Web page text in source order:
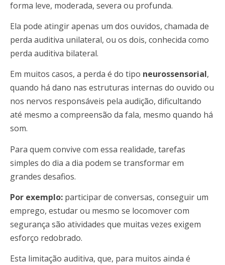
forma leve, moderada, severa ou profunda.
Ela pode atingir apenas um dos ouvidos, chamada de
perda auditiva unilateral, ou os dois, conhecida como
perda auditiva bilateral.
Em muitos casos, a perda é do tipo neurossensorial,
quando há dano nas estruturas internas do ouvido ou
nos nervos responsáveis pela audição, dificultando
até mesmo a compreensão da fala, mesmo quando há
som.
Para quem convive com essa realidade, tarefas
simples do dia a dia podem se transformar em
grandes desafios.
Por exemplo: participar de conversas, conseguir um
emprego, estudar ou mesmo se locomover com
segurança são atividades que muitas vezes exigem
esforço redobrado.
Esta limitação auditiva, que, para muitos ainda é